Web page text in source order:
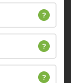
?
?
?